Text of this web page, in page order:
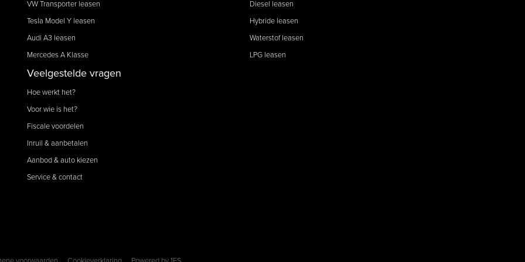
VW Transporter leasen
Tesla Model Y leasen
Audi A3 leasen
Mercedes A Klasse
Diesel leasen
Hybride leasen
Waterstof leasen
LPG leasen
Veelgestelde vragen
Hoe werkt het?
Voor wie is het?
Fiscale voordelen
Inruil & aanbetalen
Aanbod & auto kiezen
Service & contact